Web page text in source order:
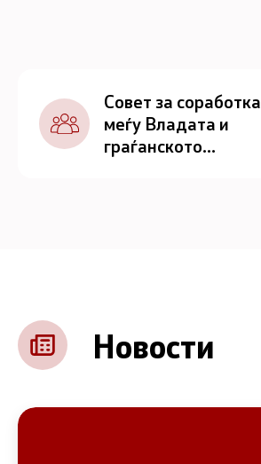
Совет за соработка
меѓу Владата и
граѓанското
Новости